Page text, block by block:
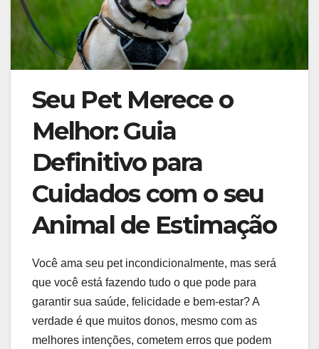
Seu Pet Merece o
Melhor: Guia
Definitivo para
Cuidados com o seu
Animal de Estimação
Você ama seu pet incondicionalmente, mas será
que você está fazendo tudo o que pode para
garantir sua saúde, felicidade e bem-estar? A
verdade é que muitos donos, mesmo com as
melhores intenções, cometem erros que podem